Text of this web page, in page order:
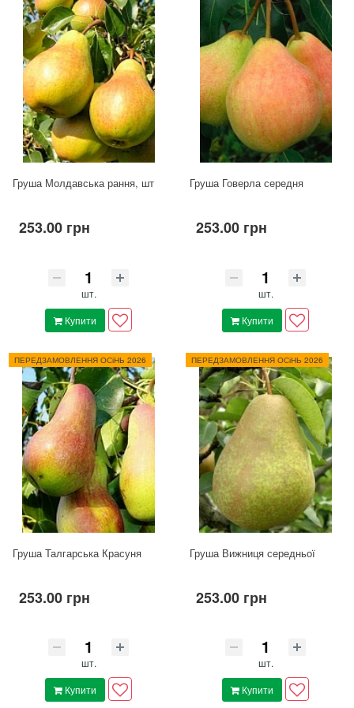
Груша Молдавська рання, шт
253.00 грн
шт.
Купити
Груша Говерла середня
253.00 грн
шт.
Купити
ПЕРЕДЗАМОВЛЕННЯ ОСіНЬ 2026
Груша Талгарська Красуня
253.00 грн
шт.
Купити
ПЕРЕДЗАМОВЛЕННЯ ОСіНЬ 2026
Груша Вижниця середньої
253.00 грн
шт.
Купити